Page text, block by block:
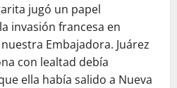
jugó un papel
invasión francesa en
Embajadora. Juárez
con lealtad debía
ella había salido a Nueva